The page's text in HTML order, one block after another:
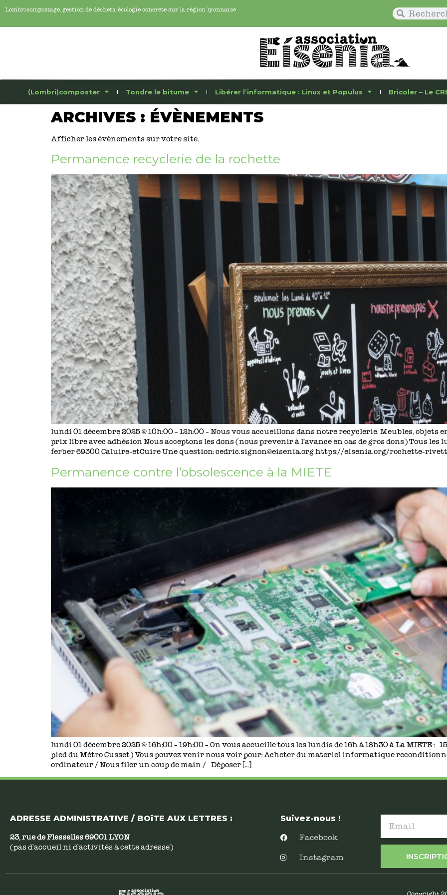
Lombricompostage, gestion de déchets, écologie concrête sur la région lyonnaise
(Lombri)composter Tondre le bitume Libérer l’informatique : Linux et Populus Bricoler – Le
ARCHIVES : ÉVÈNEMENTS
Afficher les évènements sur votre site.
Permanence recyclerie de la rochette
lundi 01 décembre 2025 @ 10h:00 – 12h:00 – Nous vous accueillons dans notre recyclerie. Meubles, objets
prix libre avec adhésion Nous acceptons les dons (nous prevenir à l’avance en cas de gros dons) Tous
ferber 69300 Caluire-etCuire Une question: cedric.signon@eisenia.org https://eisenia.org/rochette-
Permanence contre l’obsolescence à la MIETE
lundi 01 décembre 2025 @ 16h:00 – 19h:00 – On vous accueille tous les lundis de 16h à 18h30 à La MIETE
pied du Métro Cusset) Vous pouvez venir nous voir pour: Acheter du materiel informatique
ordinateur / Nous filer un coup de main / Déposer […]
ADRESSE ADMINISTRATIVE / BOîTE AUX LETTRES :
23, rue de Flesselles 69001 LYON
(pas d’accueil ni d’activités à cette adresse)
Suivez-nous !
Facebook
Instagram